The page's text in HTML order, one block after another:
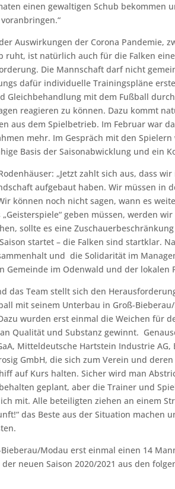
einen gewaltigen Schub bekommen
Auswirkungen der Corona Pandemie,
ruht, ist natürlich auch für die Falken
Die Mannschaft darf nicht
dafür individuelle Trainingspläne
Gleichbehandlung mit dem Fußball
reagieren zu können. Dazu kommt
aus dem Spielbetrieb. Im Februar war
mehr. Im Gespräch mit den
Basis der Saisonabwicklung und ein
„Jetzt zahlt sich aus, dass
aufgebaut haben. Wir müssen in
können noch nicht sagen, wann es
geben müssen, werden
sollte es eine
startet – die Falken sind startklar.
und die Solidarität im
Gemeinde im Odenwald und der lokalen
das Team stellt sich den
mit seinem Unterbau in Groß-
wurden erst einmal die Weichen für
Qualität und Substanz gewinnt.
Mitteldeutsche Hartstein Industrie
GmbH, die sich zum Verein und
auf Kurs halten. Sicher wird man
geplant, aber die Trainer und
mit. Alle beteiligten ziehen an einem
das Beste aus der Situation machen
Modau erst einmal einen 14
neuen Saison 2020/2021 aus den